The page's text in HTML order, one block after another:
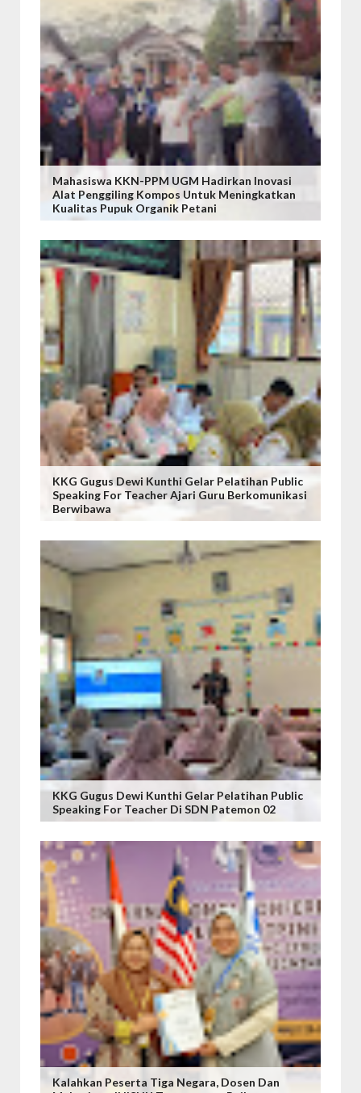
Mahasiswa KKN-PPM UGM Hadirkan Inovasi
Alat Penggiling Kompos Untuk Meningkatkan
Kualitas Pupuk Organik Petani
KKG Gugus Dewi Kunthi Gelar Pelatihan Public
Speaking For Teacher Ajari Guru Berkomunikasi
Berwibawa
KKG Gugus Dewi Kunthi Gelar Pelatihan Public
Speaking For Teacher Di SDN Patemon 02
Kalahkan Peserta Tiga Negara, Dosen Dan